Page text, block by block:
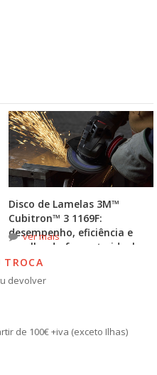
Disco de Lamelas 3M™
Cubitron™ 3 1169F:
desempenho, eficiência e
escolha do formato ideal
ver mais
TROCA
devolver
de 100€ +iva (exceto Ilhas)